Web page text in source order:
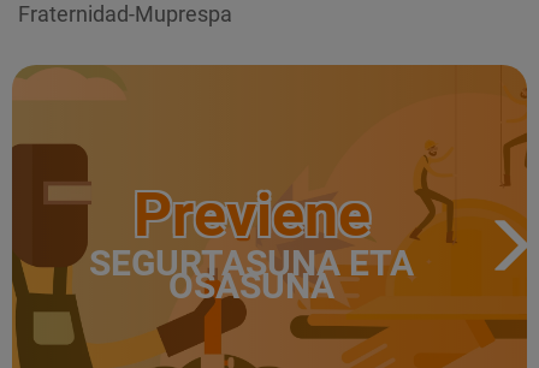
Fraternidad-Muprespa
Previene
SEGURTASUNA ETA
OSASUNA